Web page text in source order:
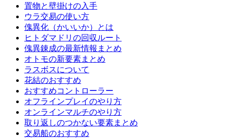
置物と壁掛けの入手
ウラ交易の使い方
傀異化（かいいか）とは
ヒトダマドリの回収ルート
傀異錬成の最新情報まとめ
オトモの新要素まとめ
ラスボスについて
花結のおすすめ
おすすめコントローラー
オフラインプレイのやり方
オンラインマルチのやり方
取り返しのつかない要素まとめ
交易船のおすすめ